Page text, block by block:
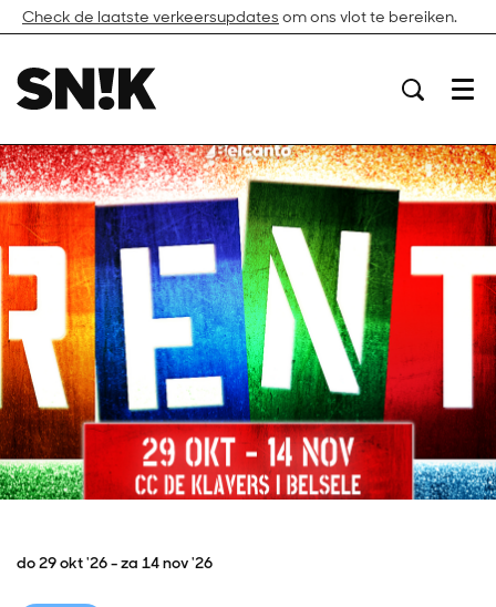
Check de laatste verkeersupdates om ons vlot te bereiken.
Menu
do 29 okt '26-za 14 nov '26